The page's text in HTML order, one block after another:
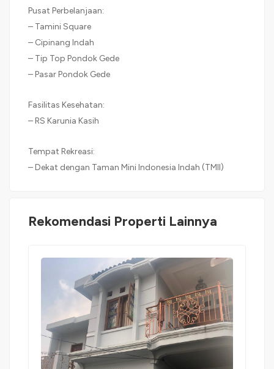
Pusat Perbelanjaan:
– Tamini Square
– Cipinang Indah
– Tip Top Pondok Gede
– Pasar Pondok Gede
Fasilitas Kesehatan:
– RS Karunia Kasih
Tempat Rekreasi:
– Dekat dengan Taman Mini Indonesia Indah (TMII)
Rekomendasi Properti Lainnya